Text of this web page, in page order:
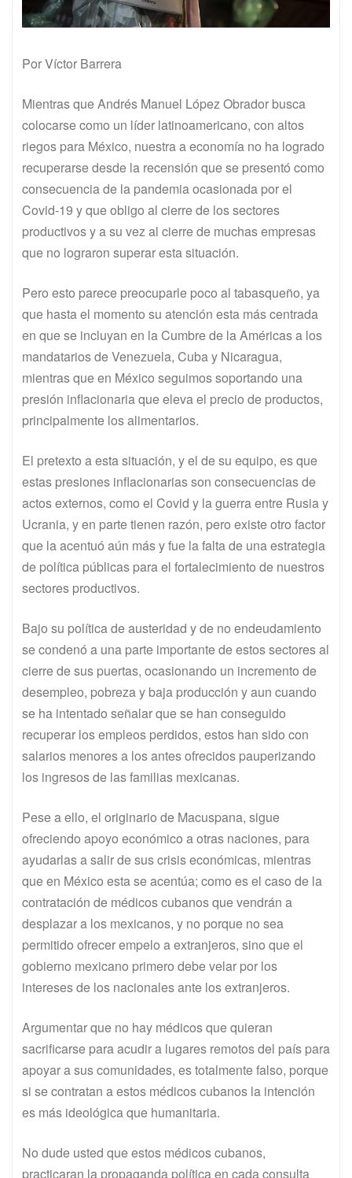
Por Víctor Barrera
Mientras que Andrés Manuel López Obrador busca
colocarse como un líder latinoamericano, con altos
riegos para México, nuestra a economía no ha logrado
recuperarse desde la recensión que se presentó como
consecuencia de la pandemia ocasionada por el
Covid-19 y que obligo al cierre de los sectores
productivos y a su vez al cierre de muchas empresas
que no lograron superar esta situación.
Pero esto parece preocuparle poco al tabasqueño, ya
que hasta el momento su atención esta más centrada
en que se incluyan en la Cumbre de la Américas a los
mandatarios de Venezuela, Cuba y Nicaragua,
mientras que en México seguimos soportando una
presión inflacionaria que eleva el precio de productos,
principalmente los alimentarios.
El pretexto a esta situación, y el de su equipo, es que
estas presiones inflacionarias son consecuencias de
actos externos, como el Covid y la guerra entre Rusia y
Ucrania, y en parte tienen razón, pero existe otro factor
que la acentuó aún más y fue la falta de una estrategia
de política públicas para el fortalecimiento de nuestros
sectores productivos.
Bajo su política de austeridad y de no endeudamiento
se condenó a una parte importante de estos sectores al
cierre de sus puertas, ocasionando un incremento de
desempleo, pobreza y baja producción y aun cuando
se ha intentado señalar que se han conseguido
recuperar los empleos perdidos, estos han sido con
salarios menores a los antes ofrecidos pauperizando
los ingresos de las familias mexicanas.
Pese a ello, el originario de Macuspana, sigue
ofreciendo apoyo económico a otras naciones, para
ayudarlas a salir de sus crisis económicas, mientras
que en México esta se acentúa; como es el caso de la
contratación de médicos cubanos que vendrán a
desplazar a los mexicanos, y no porque no sea
permitido ofrecer empelo a extranjeros, sino que el
gobierno mexicano primero debe velar por los
intereses de los nacionales ante los extranjeros.
Argumentar que no hay médicos que quieran
sacrificarse para acudir a lugares remotos del país para
apoyar a sus comunidades, es totalmente falso, porque
si se contratan a estos médicos cubanos la intención
es más ideológica que humanitaria.
No dude usted que estos médicos cubanos,
practicaran la propaganda política en cada consulta